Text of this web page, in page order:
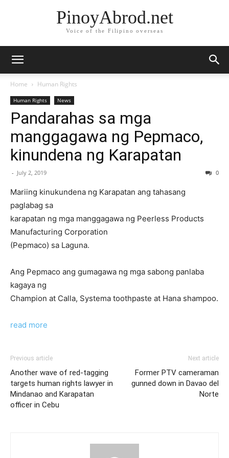
PinoyAbrod.net
Voice of the Filipino overseas
Home Human Rights
Human Rights News
Pandarahas sa mga
manggagawa ng Pepmaco,
kinundena ng Karapatan
- July 2, 2019 0
Mariing kinukundena ng Karapatan ang tahasang
paglabag sa
karapatan ng mga manggagawa ng Peerless Products
Manufacturing Corporation
(Pepmaco) sa Laguna.
Ang Pepmaco ang gumagawa ng mga sabong panlaba
kagaya ng
Champion at Calla, Systema toothpaste at Hana shampoo.
read more
Previous article
Another wave of red-tagging
targets human rights lawyer in
Mindanao and Karapatan
officer in Cebu
Next article
Former PTV cameraman
gunned down in Davao del
Norte